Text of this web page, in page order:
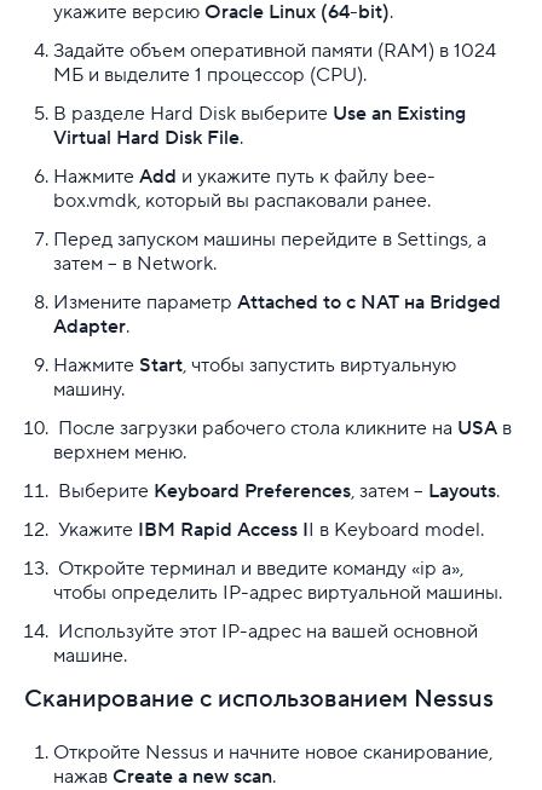
укажите версию Oracle Linux (64-bit).
Задайте объем оперативной памяти (RAM) в 1024
МБ и выделите 1 процессор (CPU).
В разделе Hard Disk выберите Use an Existing
Virtual Hard Disk File.
Нажмите Add и укажите путь к файлу bee-
box.vmdk, который вы распаковали ранее.
Перед запуском машины перейдите в Settings, а
затем – в Network.
Измените параметр Attached to с NAT на Bridged
Adapter.
Нажмите Start, чтобы запустить виртуальную
машину.
После загрузки рабочего стола кликните на USA в
верхнем меню.
Выберите Keyboard Preferences, затем – Layouts.
Укажите IBM Rapid Access II в Keyboard model.
Откройте терминал и введите команду «ip a»,
чтобы определить IP-адрес виртуальной машины.
Используйте этот IP-адрес на вашей основной
машине.
Сканирование с использованием Nessus
Откройте Nessus и начните новое сканирование,
нажав Create a new scan.